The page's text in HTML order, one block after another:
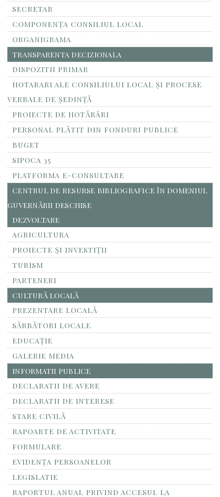
SECRETAR
COMPONENȚA CONSILIUL LOCAL
ORGANIGRAMA
TRANSPARENTA DECIZIONALA
DISPOZITII PRIMAR
HOTARARI ALE CONSILIULUI LOCAL ȘI PROCESE
VERBALE DE ȘEDINȚĂ
PROIECTE DE HOTĂRÂRI
PERSONAL PLĂTIT DIN FONDURI PUBLICE
BUGET
SIPOCA 35
PLATFORMA E-CONSULTARE
CENTRUL DE RESURSE BIBLIOGRAFICE ÎN DOMENIUL
GUVERNĂRII DESCHISE
DEZVOLTARE
AGRICULTURA
PROIECTE ȘI INVESTIȚII
TURISM
PARTENERI
CULTURĂ LOCALĂ
PREZENTARE LOCALĂ
SĂRBĂTORI LOCALE
EDUCAȚIE
GALERIE MEDIA
INFORMATII PUBLICE
DECLARATII DE AVERE
DECLARATII DE INTERESE
STARE CIVILĂ
RAPOARTE DE ACTIVITATE
FORMULARE
EVIDENȚA PERSOANELOR
LEGISLATIE
RAPORTUL ANUAL PRIVIND ACCESUL LA